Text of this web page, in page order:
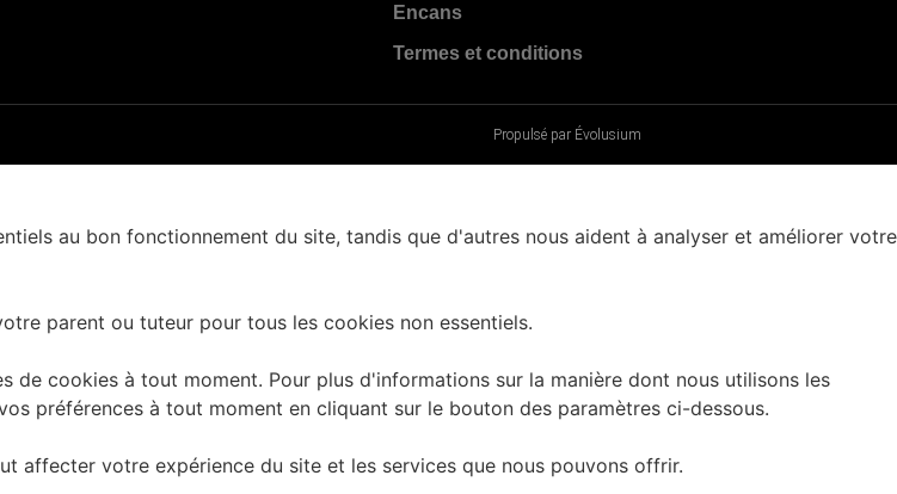
Encans
Termes et conditions
Propulsé par Évolusium
au bon fonctionnement du site, tandis que d'autres nous aident à analyser et améliorer votre
parent ou tuteur pour tous les cookies non essentiels.
cookies à tout moment. Pour plus d'informations sur la manière dont nous utilisons les
préférences à tout moment en cliquant sur le bouton des paramètres ci-dessous.
affecter votre expérience du site et les services que nous pouvons offrir.